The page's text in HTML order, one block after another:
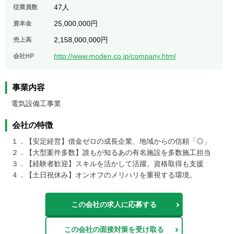
従業員数 47人
資本金 25,000,000円
売上高 2,158,000,000円
会社HP http://www.moden.co.jp/company.html
事業内容
電気設備工事業
会社の特徴
１．【安定経営】借金ゼロの成長企業、地域からの信頼「◎」
２．【大型案件多数】誰もが知るあの有名施設を多数施工担当
３．【経験者歓迎】スキルを活かして活躍。資格取得も支援
４．【土日祝休み】オンオフのメリハリを重視する環境。
この会社の求人に応募する
この会社の面接対策を受け取る